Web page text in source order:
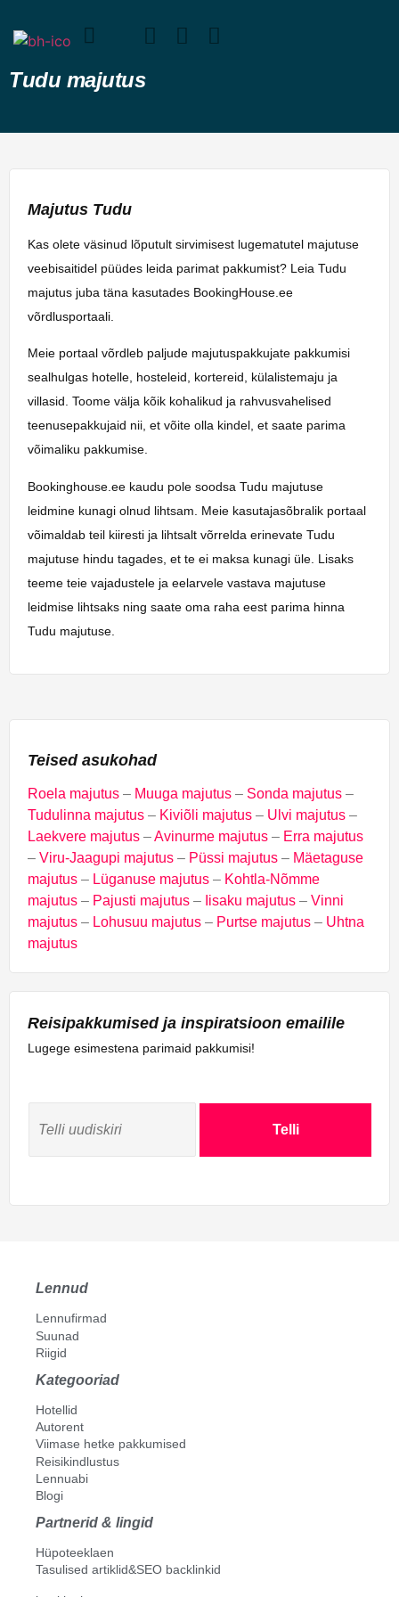
Tudu majutus
Majutus Tudu
Kas olete väsinud lõputult sirvimisest lugematutel majutuse
veebisaitidel püüdes leida parimat pakkumist? Leia Tudu
majutus juba täna kasutades BookingHouse.ee
võrdlusportaali.
Meie portaal võrdleb paljude majutuspakkujate pakkumisi
sealhulgas hotelle, hosteleid, kortereid, külalistemaju ja
villasid. Toome välja kõik kohalikud ja rahvusvahelised
teenusepakkujaid nii, et võite olla kindel, et saate parima
võimaliku pakkumise.
Bookinghouse.ee kaudu pole soodsa Tudu majutuse
leidmine kunagi olnud lihtsam. Meie kasutajasõbralik portaal
võimaldab teil kiiresti ja lihtsalt võrrelda erinevate Tudu
majutuse hindu tagades, et te ei maksa kunagi üle. Lisaks
teeme teie vajadustele ja eelarvele vastava majutuse
leidmise lihtsaks ning saate oma raha eest parima hinna
Tudu majutuse.
Teised asukohad
Roela majutus – Muuga majutus – Sonda majutus –
Tudulinna majutus – Kiviõli majutus – Ulvi majutus –
Laekvere majutus –Avinurme majutus – Erra majutus
– Viru-Jaagupi majutus – Püssi majutus – Mäetaguse
majutus – Lüganuse majutus – Kohtla-Nõmme
majutus – Pajusti majutus – Iisaku majutus – Vinni
majutus – Lohusuu majutus – Purtse majutus – Uhtna
majutus
Reisipakkumised ja inspiratsioon emailile
Lugege esimestena parimaid pakkumisi!
Telli
Lennud
Lennufirmad
Suunad
Riigid
Kategooriad
Hotellid
Autorent
Viimase hetke pakkumised
Reisikindlustus
Lennuabi
Blogi
Partnerid & lingid
Hüpoteeklaen
Tasulised artiklid&SEO backlinkid